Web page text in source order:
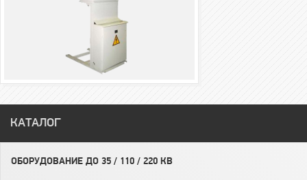
КАТАЛОГ
ОБОРУДОВАНИЕ ДО 35 / 110 / 220 КВ